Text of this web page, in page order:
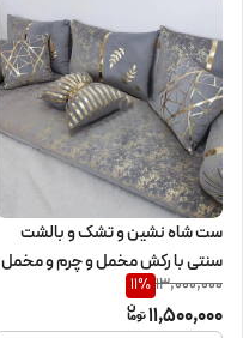
ست شاه نشین و تشک و بالشت
سنتی با رکش مخمل و چرم و مخمل
طلاکوب
13,000,000
11%
11,500,000